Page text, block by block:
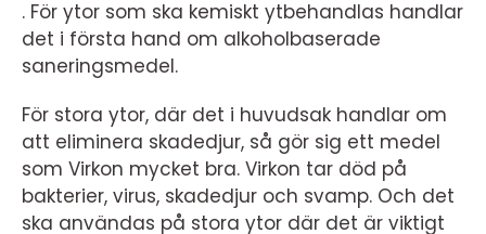
. För ytor som ska kemiskt ytbehandlas handlar
det i första hand om alkoholbaserade
saneringsmedel.
För stora ytor, där det i huvudsak handlar om
att eliminera skadedjur, så gör sig ett medel
som Virkon mycket bra. Virkon tar död på
bakterier, virus, skadedjur och svamp. Och det
ska användas på stora ytor där det är viktigt